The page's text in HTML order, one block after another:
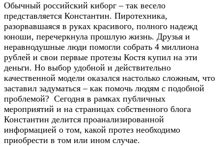
Обычный российский киборг – так весело
представляется Константин. Пиротехника,
разорвавшаяся в руках красивого, полного надежд
юноши, перечеркнула прошлую жизнь. Друзья и
неравнодушные люди помогли собрать 4 миллиона
рублей и свои первые протезы Костя купил на эти
деньги. Но выбор удобной и действительно
качественной модели оказался настолько сложным, что
заставил задуматься – как помочь людям с подобной
проблемой? Сегодня в рамках публичных
мероприятий и на страницах собственного блога
Константин делится проанализированной
информацией о том, какой протез необходимо
приобрести в том или ином случае.